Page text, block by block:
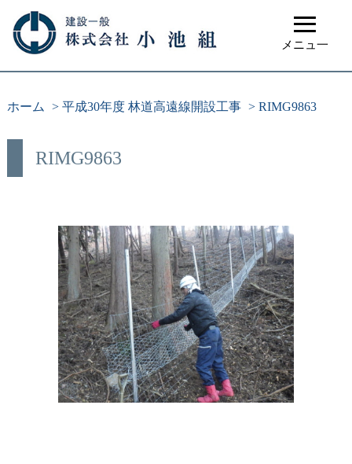
≡
メニュ一
ホーム > 平成30年度 林道高遠線開設工事 > RIMG9863
RIMG9863